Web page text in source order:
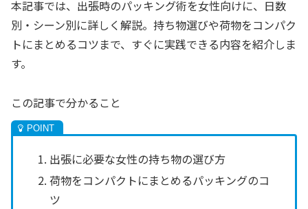
本記事では、出張時のパッキング術を女性向けに、日数
別・シーン別に詳しく解説。持ち物選びや荷物をコンパク
トにまとめるコツまで、すぐに実践できる内容を紹介しま
す。
この記事で分かること
出張に必要な女性の持ち物の選び方
荷物をコンパクトにまとめるパッキングのコ
ツ